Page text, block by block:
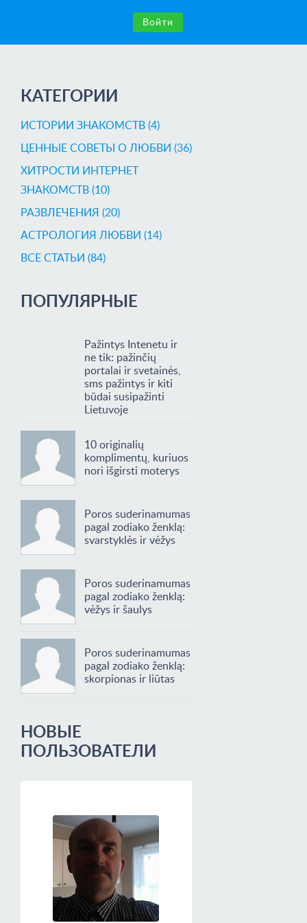
Войти
КАТЕГОРИИ
ИСТОРИИ ЗНАКОМСТВ (4)
ЦЕННЫЕ СОВЕТЫ О ЛЮБВИ (36)
ХИТРОСТИ ИНТЕРНЕТ
ЗНАКОМСТВ (10)
РАЗВЛЕЧЕНИЯ (20)
AСТРОЛОГИЯ ЛЮБВИ (14)
ВСЕ СТАТЬИ (84)
ПОПУЛЯРНЫЕ
Pažintys Intenetu ir
ne tik: pažinčių
portalai ir svetainės,
sms pažintys ir kiti
būdai susipažinti
Lietuvoje
10 originalių
komplimentų, kuriuos
nori išgirsti moterys
Poros suderinamumas
pagal zodiako ženklą:
svarstyklės ir vėžys
Poros suderinamumas
pagal zodiako ženklą:
vėžys ir šaulys
Poros suderinamumas
pagal zodiako ženklą:
skorpionas ir liūtas
НОВЫЕ
ПОЛЬЗОВАТЕЛИ